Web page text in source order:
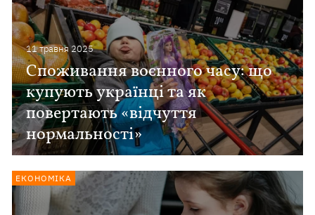
11 травня 2025
Споживання воєнного часу: що
купують українці та як
повертають «відчуття
нормальності»
ЕКОНОМІКА